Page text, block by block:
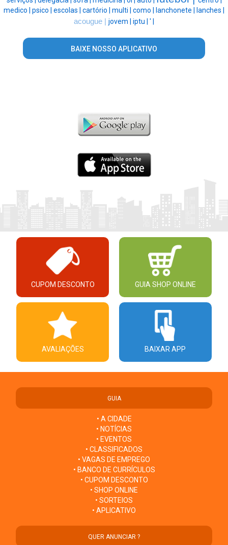
medico | psico | escolas | cartório | multi | como | lanchonete |
lanches |
acougue | jovem | iptu | ' |
BAIXE NOSSO APLICATIVO
CUPOM DESCONTO GUIA SHOP ONLINE
AVALIAÇÕES BAIXAR APP
GUIA
• A CIDADE
• NOTÍCIAS
• EVENTOS
• CLASSIFICADOS
• VAGAS DE EMPREGO
• BANCO DE CURRÍCULOS
• CUPOM DESCONTO
• SHOP ONLINE
• SORTEIOS
• APLICATIVO
QUER ANUNCIAR ?